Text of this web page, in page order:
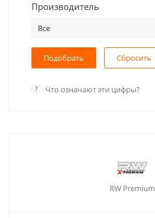
Производитель
Все
Сбросить
? Что означают эти цифры?
RW Premium